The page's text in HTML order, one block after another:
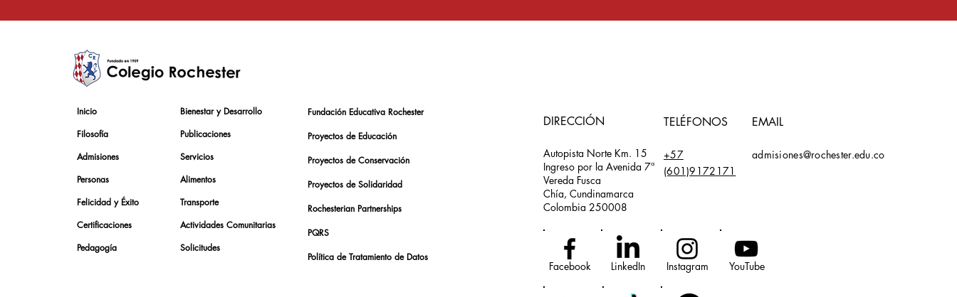
Inicio
Filosofía
Admisiones
Personas
Felicidad y Éxito
Certificaciones
Pedagogía
Bienestar y Desarrollo
Publicaciones
Servicios
Alimentos
Transporte
Actividades Comunitarias
Solicitudes
Fundación Educativa Rochester
Proyectos de Educación
Proyectos de Conservación
Proyectos de Solidaridad
Rochesterian Partnerships
PQRS
Política de Tratamiento de Datos
DIRECCIÓN
Autopista Norte Km. 15
Ingreso por la Avenida 7ª
Vereda Fusca
Chía, Cundinamarca
Colombia 250008
TELÉFONOS EMAIL
+57
(601)9172171
admisiones@rochester.edu.co
Facebook LinkedIn Instagram YouTube